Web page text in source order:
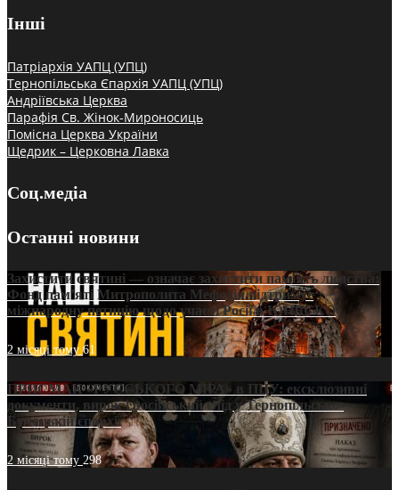
Інші
Патріархія УАПЦ (УПЦ)
Тернопільська Єпархія УАПЦ (УПЦ)
Андріївська Церква
Парафія Св. Жінок-Мироносиць
Помісна Церква України
Щедрик – Церковна Лавка
Соц.медіа
Останні новини
Захистити святині — означає захистити пам’ять людства:
Фонд пам’яті Митрополита Мефодія підтримує
міжнародну петицію щодо участі Росії в ЮНЕСКО
2 місяці тому61
ПРИСМАК «РУССЬКОГО МІРА» в ПЦУ: ексклюзивні
документи, вирок і російський слід у Тернопільсько-
Бучацькій єпархії
2 місяці тому 298